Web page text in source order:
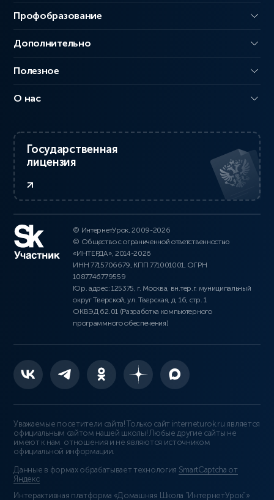
Профобразование
Дополнительно
Полезное
О нас
Государственная
лицензия
© ИнтернетУрок, 2009-2026
© Общество с ограниченной ответственностью
«ИНТЕРДА», 2014-2026
ИНН 7715706679, КПП 771001001, ОГРН
1087746779559
Юр. адрес: 125375, г. Москва, вн.тер.г. муниципальный
округ Тверской, ул. Тверская, д. 16, стр. 1
ОКВЭД 62.01 (Разработка компьютерного
программного обеспечения)
Уважаемые посетители сайта! Только сайт interneturok.ru является
официальным сайтом нашей школы! Любые другие сайты не
имеют к нам отношения и не являются источником
официальной информации.
Данные в формах обрабатывает технология SmartCaptcha от
Яндекс
Интерактивная платформа «Домашняя Школа “ИнтернетУрок”»